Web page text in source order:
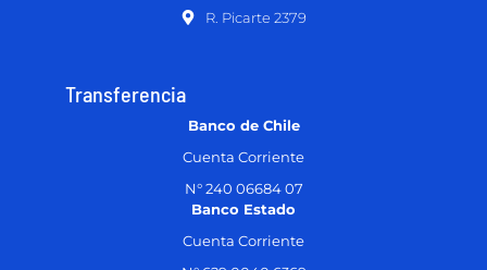
R. Picarte 2379
Transferencia
Banco de Chile
Cuenta Corriente
N° 240 06684 07
Banco Estado
Cuenta Corriente